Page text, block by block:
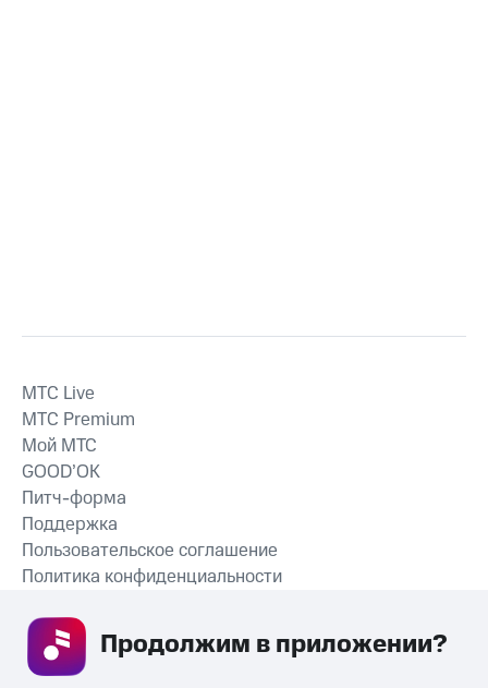
СКАЧАТЬ ПРИЛОЖЕНИЕ
MTС Live
MTС Premium
Мой МТС
GOOD’OK
Питч-форма
Поддержка
Пользовательское соглашение
Политика конфиденциальности